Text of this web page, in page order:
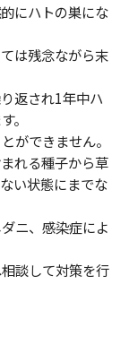
にハトの巣にな
は残念ながら末
返され1年中ハ
。
ができません。
れる種子から草
い状態にまでな
ニ、感染症によ
談して対策を行